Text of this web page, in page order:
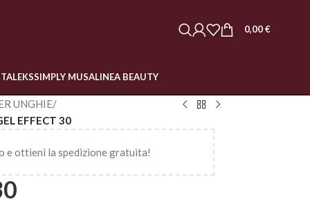
0,00€
SIMPLY MUSALINEA BEAUTY
UNGHIE/
EFFECT 30
e ottieni la spedizione gratuita!